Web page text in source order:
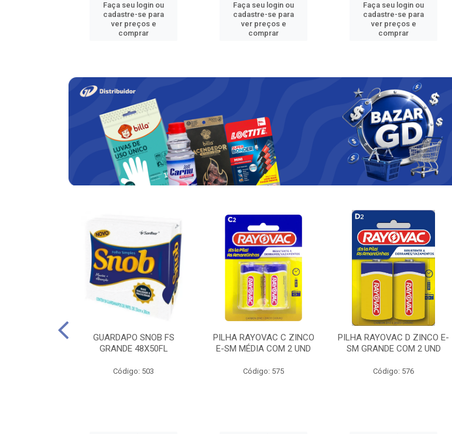
Faça seu login ou
cadastre-se para
ver preços e
comprar
Faça seu login ou
cadastre-se para
ver preços e
comprar
Faça seu login ou
cadastre-se para
ver preços e
comprar
GUARDAPO SNOB FS
GRANDE 48X50FL
Código: 503
PILHA RAYOVAC C ZINCO
E-SM MÉDIA COM 2 UND
Código: 575
PILHA RAYOVAC D ZINCO E-
SM GRANDE COM 2 UND
Código: 576